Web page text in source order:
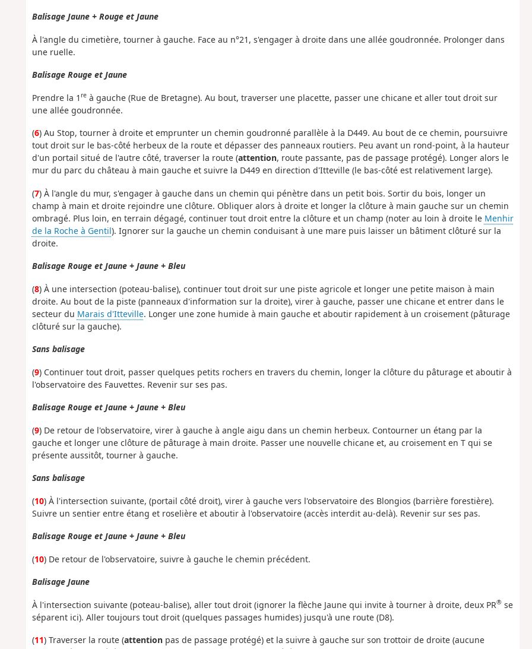
Balisage Jaune + Rouge et Jaune
À l'angle du cimetière, tourner à gauche. Face au n°21, s'engager à droite dans une allée goudronnée. Prolonger dans
une ruelle.
Balisage Rouge et Jaune
Prendre la 1 reà gauche (Rue de Bretagne). Au bout, traverser une placette, passer une chicane et aller tout droit sur
une allée goudronnée.
(6) Au Stop, tourner à droite et emprunter un chemin goudronné parallèle à la D449. Au bout de ce chemin, poursuivre
tout droit sur le bas-côté herbeux de la route et dépasser des panneaux routiers. Peu avant un rond-point, à la hauteur
d'un portail situé de l'autre côté, traverser la route (attention, route passante, pas de passage protégé). Longer alors le
mur du parc du château à main gauche et suivre la D449 en direction d'Itteville (le bas-côté est relativement large).
(7) À l'angle du mur, s'engager à gauche dans un chemin qui pénètre dans un petit bois. Sortir du bois, longer un
champ à main et droite rejoindre une clôture. Obliquer alors à droite et longer la clôture à main gauche sur un chemin
ombragé. Plus loin, en terrain dégagé, continuer tout droit entre la clôture et un champ (noter au loin à droite le Menhir
de la Roche à Gentil). Ignorer sur la gauche un chemin conduisant à une mare puis laisser un bâtiment clôturé sur la
droite.
Balisage Rouge et Jaune + Jaune + Bleu
(8) À une intersection (poteau-balise), continuer tout droit sur une piste agricole et longer une petite maison à main
droite. Au bout de la piste (panneaux d'information sur la droite), virer à gauche, passer une chicane et entrer dans le
secteur du Marais d'Itteville. Longer une zone humide à main gauche et aboutir rapidement à un croisement (pâturage
clôturé sur la gauche).
Sans balisage
(9) Continuer tout droit, passer quelques petits rochers en travers du chemin, longer la clôture du pâturage et aboutir à
l'observatoire des Fauvettes. Revenir sur ses pas.
Balisage Rouge et Jaune + Jaune + Bleu
(9) De retour de l'observatoire, virer à gauche à angle aigu dans un chemin herbeux. Contourner un étang par la
gauche et longer une clôture de pâturage à main droite. Passer une nouvelle chicane et, au croisement en T qui se
présente aussitôt, tourner à gauche.
Sans balisage
(10) À l'intersection suivante, (portail côté droit), virer à gauche vers l'observatoire des Blongios (barrière forestière).
Suivre un sentier entre étang et roselière et aboutir à l'observatoire (accès interdit au-delà). Revenir sur ses pas.
Balisage Rouge et Jaune + Jaune + Bleu
(10) De retour de l'observatoire, suivre à gauche le chemin précédent.
Balisage Jaune
À l'intersection suivante (poteau-balise), aller tout droit (ignorer la flèche Jaune qui invite à tourner à droite, deux PR®se
séparent ici). Aller toujours tout droit (quelques passages humides) jusqu'à une route (D8).
(11) Traverser la route (attentionpas de passage protégé) et la suivre à gauche sur son trottoir de droite (aucune